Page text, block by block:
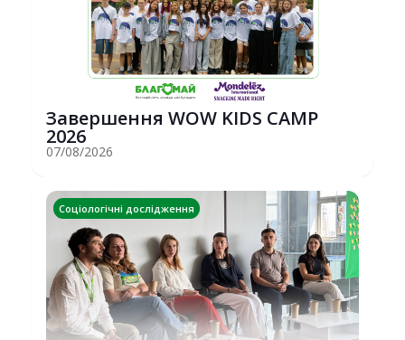
Завершення WOW KIDS CAMP
2026
07/08/2026
Соціологічні дослідження